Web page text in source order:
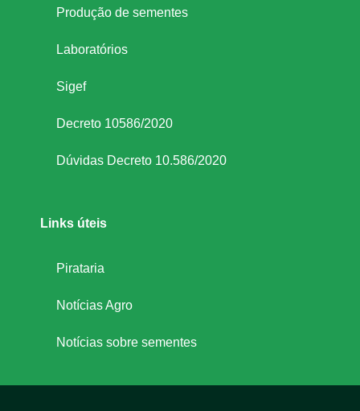
Produção de sementes
Laboratórios
Sigef
Decreto 10586/2020
Dúvidas Decreto 10.586/2020
Links úteis
Pirataria
Notícias Agro
Notícias sobre sementes